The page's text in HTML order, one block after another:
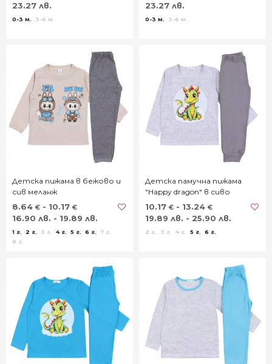
23.27 лв.
0-3 м. 3-6 м.
23.27 лв.
0-3 м. 3-6 м.
Детска пижама в бежово и
сив меланж
8.64 € - 10.17 €
16.90 лв. - 19.89 лв.
1 г. 2 г. 3 г. 4 г. 5 г. 6 г.
7 г.
8 г.
Детска памучна пижама
"Happy dragon" в сиво
10.17 € - 13.24 €
19.89 лв. - 25.90 лв.
2 г. 3 г. 4 г. 5 г. 6 г.